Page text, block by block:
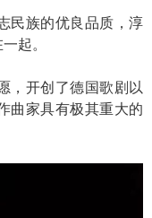
族的优良品质，淳
起。
开创了德国歌剧以
曲家具有极其重大的